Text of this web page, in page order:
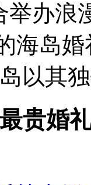
办浪
海岛
以其
贵婚